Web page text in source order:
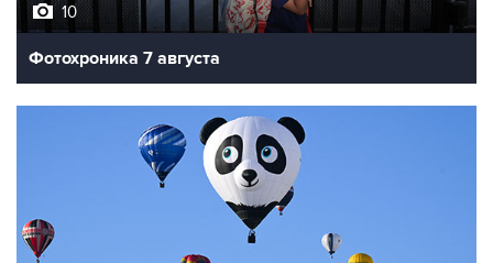
Фотохроника 7 августа